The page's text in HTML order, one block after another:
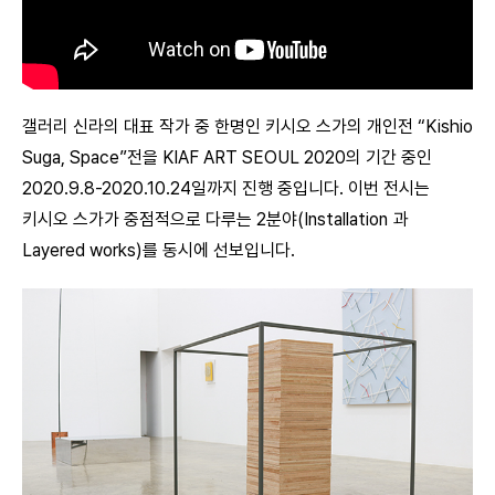
갤러리 신라의 대표 작가 중 한명인 키시오 스가의 개인전 “Kishio
Suga, Space”전을 KIAF ART SEOUL 2020의 기간 중인
2020.9.8-2020.10.24일까지 진행 중입니다. 이번 전시는
키시오 스가가 중점적으로 다루는 2분야(Installation 과
Layered works)를 동시에 선보입니다.